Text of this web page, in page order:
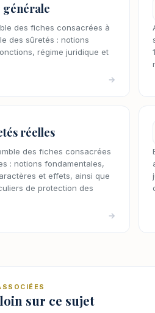
générale
des fiches consacrées à
des sûretés : notions
régime juridique et
→
réelles
des fiches consacrées
: notions fondamentales,
et effets, ainsi que
de protection des
→
sur ce sujet